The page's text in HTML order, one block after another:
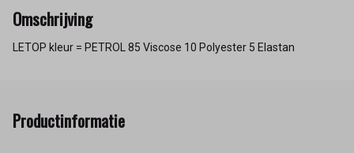
Omschrijving
LETOP kleur = PETROL 85 Viscose 10 Polyester 5 Elastan
Productinformatie